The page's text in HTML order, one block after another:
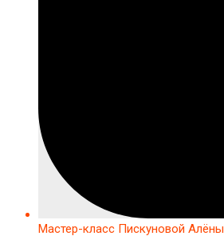
Мастер-класс Пискуновой Алёны